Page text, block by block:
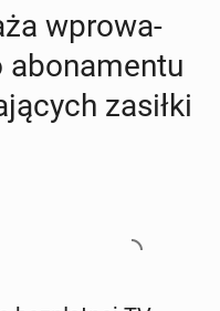
wpro­wa­
abo­na­men­tu
zasiłki